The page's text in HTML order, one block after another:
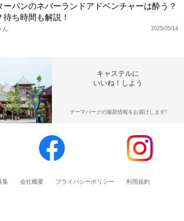
ーパンのネバーランドアドベンチャーは酔う？
待ち時間も解説！
2025/05/14
キャステルに
いいね！しよう
テーマパークの最新情報をお届けします!
集 会社概要 プライバシーポリシー 利用規約